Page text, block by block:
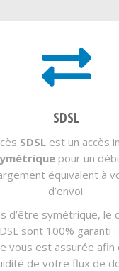
SDSL
SDSLest un accès
pour un
équivalent à
d’envoi.
d’être symétrique, le
sont 100% garanti
vous est assurée afin
de votre flux de